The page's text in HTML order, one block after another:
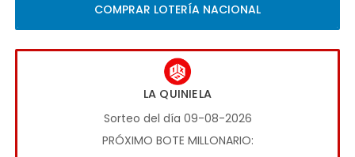
COMPRAR LOTERÍA NACIONAL
LA QUINIELA
Sorteo del día 09-08-2026
PRÓXIMO BOTE MILLONARIO: